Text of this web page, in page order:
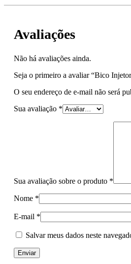
Avaliações
Não há avaliações ainda.
Seja o primeiro a avaliar “Bico
O seu endereço de e-mail não será
Sua avaliação *
Sua avaliação sobre o produto *
Nome *
E-mail *
Salvar meus dados neste